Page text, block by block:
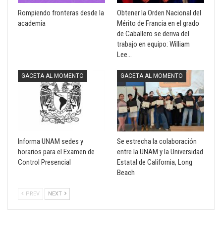
Rompiendo fronteras desde la
academia
Obtener la Orden Nacional del
Mérito de Francia en el grado
de Caballero se deriva del
trabajo en equipo: William
Lee…
GACETA AL MOMENTO
Informa UNAM sedes y
horarios para el Examen de
Control Presencial
GACETA AL MOMENTO
Se estrecha la colaboración
entre la UNAM y la Universidad
Estatal de California, Long
Beach
PREV NEXT